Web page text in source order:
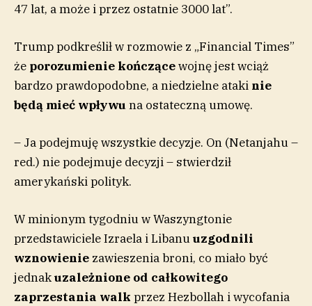
47 lat, a może i przez ostatnie 3000 lat”.
Trump podkreślił w rozmowie z „Financial Times”
że porozumienie kończącewojnę jest wciąż
bardzo prawdopodobne, a niedzielne ataki nie
będą mieć wpływuna ostateczną umowę.
– Ja podejmuję wszystkie decyzje. On (Netanjahu –
red.) nie podejmuje decyzji – stwierdził
amerykański polityk.
W minionym tygodniu w Waszyngtonie
przedstawiciele Izraela i Libanuuzgodnili
wznowienie zawieszenia broni, co miało być
jednakuzależnione od całkowitego
zaprzestania walk przez Hezbollah i wycofania